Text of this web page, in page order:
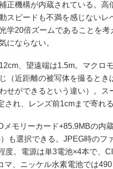
正機構が内蔵されている。高
スピードも不満を感じないレ
学20倍ズームであることを考
にならない。
、望遠端は1.5m。マクロ
（近距離の被写体を撮るとき
せができるという違い）。ス
れ、レンズ前1cmまで寄れる
モリーカード+85.9MBの内
も選択できる。JPEG時のフ
度。電源は単3電池×4本で、
マ、ニッケル水素電池では